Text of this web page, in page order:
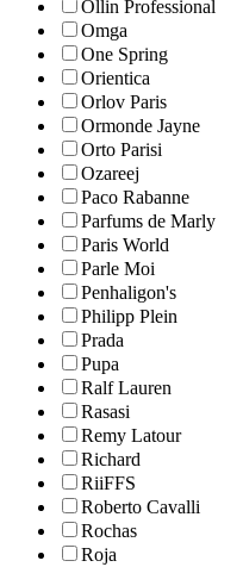
Ollin Professional
Omga
One Spring
Orientica
Orlov Paris
Ormonde Jayne
Orto Parisi
Ozareej
Paco Rabanne
Parfums de Marly
Paris World
Parle Moi
Penhaligon's
Philipp Plein
Prada
Pupa
Ralf Lauren
Rasasi
Remy Latour
Richard
RiiFFS
Roberto Cavalli
Rochas
Roja